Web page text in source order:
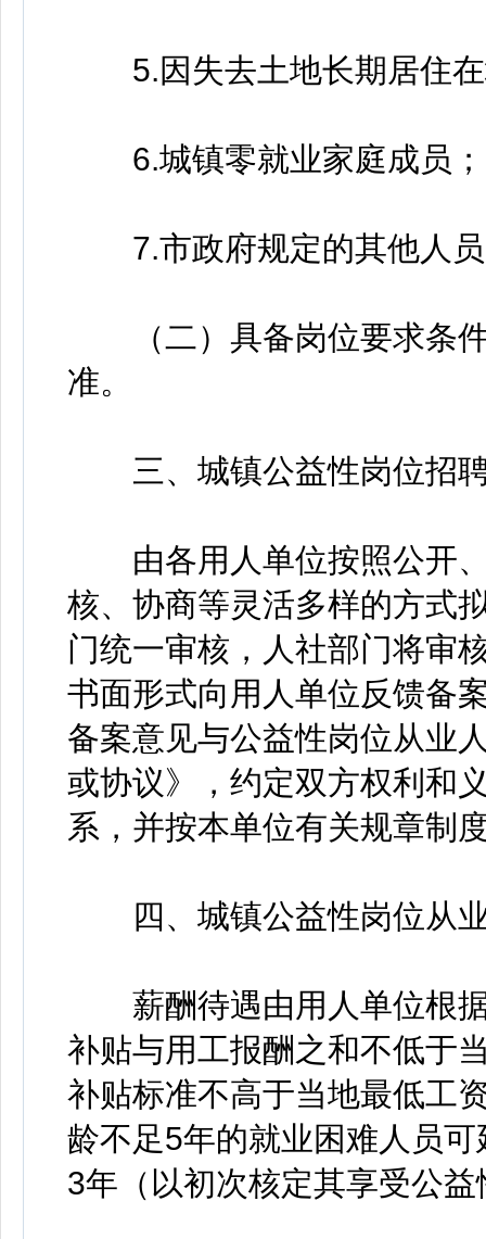
5.因失去土地长期居住在
6.城镇零就业家庭成员；
7.市政府规定的其他人
（二）具备岗位要求条件
准。
三、城镇公益性岗位招
由各用人单位按照公开、
核、协商等灵活多样的方式
门统一审核，人社部门将审
书面形式向用人单位反馈备
备案意见与公益性岗位从业
或协议》，约定双方权利和
系，并按本单位有关规章制
四、城镇公益性岗位从业
薪酬待遇由用人单位根据
补贴与用工报酬之和不低于
补贴标准不高于当地最低工
龄不足5年的就业困难人员
3年（以初次核定其享受公